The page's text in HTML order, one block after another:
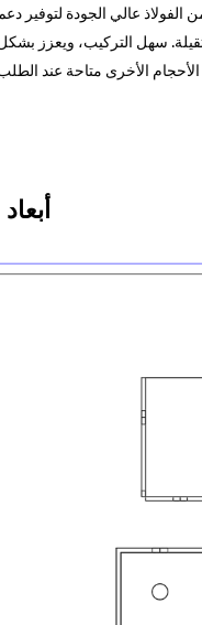
للأعمدة المربعة مقاس 140 × 140 مم، مصنوع من الفولاذ عالي الجودة لتوفير
سهل التركيب، ويعزز